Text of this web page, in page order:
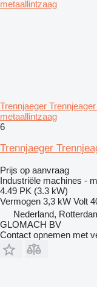
Trennjaeger
metaallintzaag
6
Trennjaeger
Prijs op aanvraag
Industriële machines -
4.49 PK (3.3 kW)
Vermogen 3,3 kW Volt
Nederland,
GLOMACH BV
Contact opnemen met